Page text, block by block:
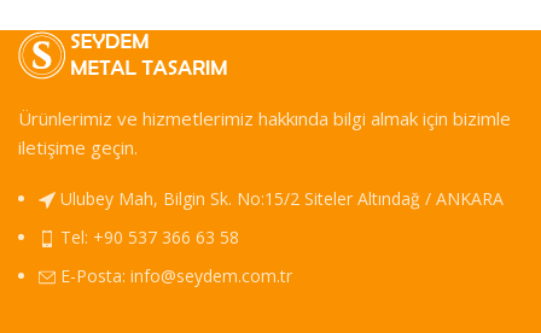
Ürünlerimiz ve hizmetlerimiz hakkında bilgi almak için bizimle
iletişime geçin.
Ulubey Mah, Bilgin Sk. No:15/2 Siteler Altındağ / ANKARA
Tel: +90 537 366 63 58
E-Posta: info@seydem.com.tr